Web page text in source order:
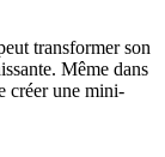
transformer son
Même dans
créer une mini-